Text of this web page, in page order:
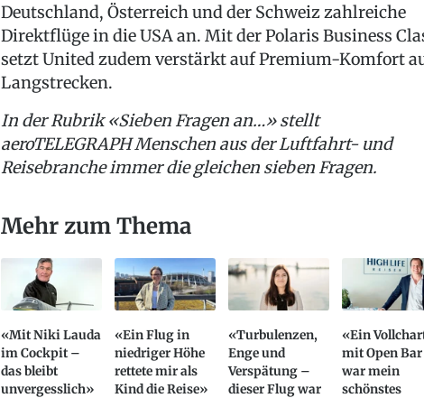
Deutschland, Österreich und der Schweiz zahlreiche
Direktflüge in die USA an. Mit der Polaris Business
setzt United zudem verstärkt auf Premium-Komfort
Langstrecken.
In der Rubrik «Sieben Fragen an…» stellt
aeroTELEGRAPH Menschen aus der Luftfahrt- und
Reisebranche immer die gleichen sieben Fragen.
Mehr zum Thema
«Mit Niki Lauda
im Cockpit –
das bleibt
unvergesslich»
«Ein Flug in
niedriger Höhe
rettete mir als
Kind die Reise»
«Turbulenzen,
Enge und
Verspätung –
dieser Flug war
«Ein
mit Open Bar
war mein
schönstes